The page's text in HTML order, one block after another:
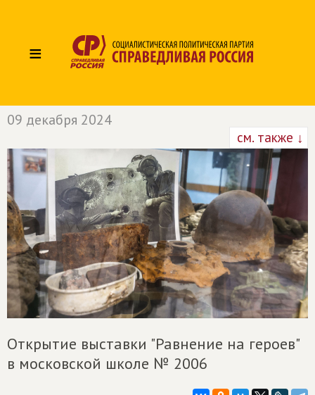
≡
09 декабря 2024
см. также ↓
Открытие выставки "Равнение на героев"
в московской школе № 2006